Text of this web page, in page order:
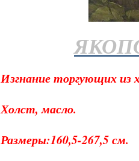
Изгнание торгующих из
Холст, масло.
Размеры:160,5-267,5 см.